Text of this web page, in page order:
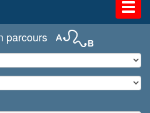
parcours